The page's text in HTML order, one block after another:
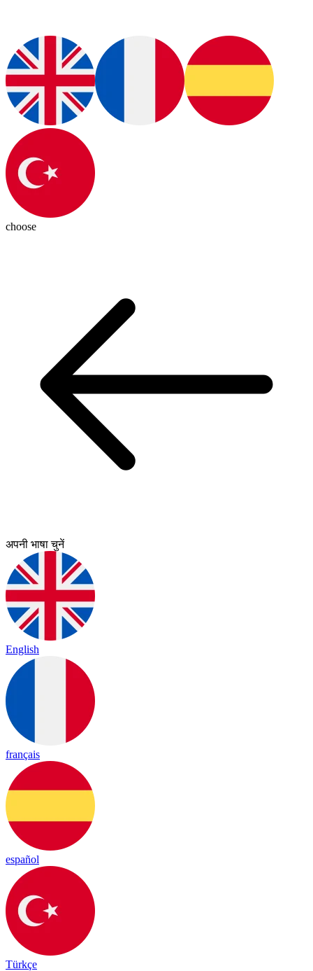
choose
अपनी भाषा चुनें
English
français
español
Türkçe